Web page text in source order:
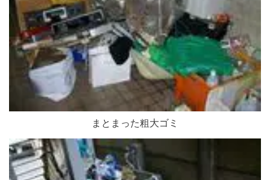
まとまった粗大ゴミ